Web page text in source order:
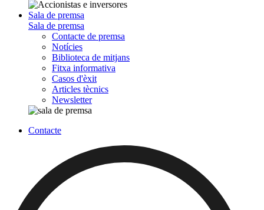
Sala de premsa
Sala de premsa
Contacte de premsa
Notícies
Biblioteca de mitjans
Fitxa informativa
Casos d'èxit
Articles tècnics
Newsletter
Contacte